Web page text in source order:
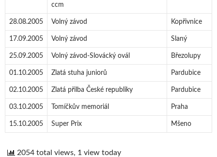
ccm
28.08.2005 Volný závod Kopřivnice
17.09.2005 Volný závod Slaný
25.09.2005 Volný závod-Slovácký ovál Březolupy
01.10.2005 Zlatá stuha juniorů Pardubice
02.10.2005 Zlatá přilba České republiky Pardubice
03.10.2005 Tomíčkův memoriál Praha
15.10.2005 Super Prix Mšeno
2054 total views, 1 view today